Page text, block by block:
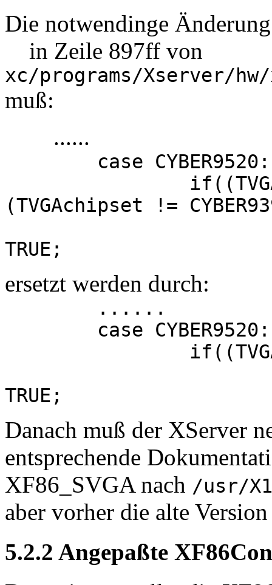
Die notwendinge
in Zeile 897ff von
xc/programs/Xserver/
muß:
......
case CYBER9520:
(TVGAchipset !=
TRUE;
ersetzt werden durch:
......
case CYBER9520:
TRUE;
Danach muß der XServer
entsprechende
XF86_SVGA nach /usr/
aber vorher die alte
5.2.2 Angepaßte